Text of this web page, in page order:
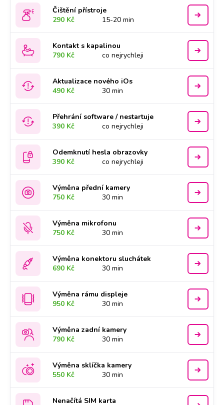
Čištění přístroje
290 Kč
15-20 min
Kontakt s kapalinou
790 Kč
co nejrychleji
Aktualizace nového iOs
490 Kč
30 min
Přehrání software / nestartuje
390 Kč
co nejrychleji
Odemknutí hesla obrazovky
390 Kč
co nejrychleji
Výměna přední kamery
750 Kč
30 min
Výměna mikrofonu
750 Kč
30 min
Výměna konektoru sluchátek
690 Kč
30 min
Výměna rámu displeje
950 Kč
30 min
Výměna zadní kamery
790 Kč
30 min
Výměna sklíčka kamery
550 Kč
30 min
Nenačítá SIM karta